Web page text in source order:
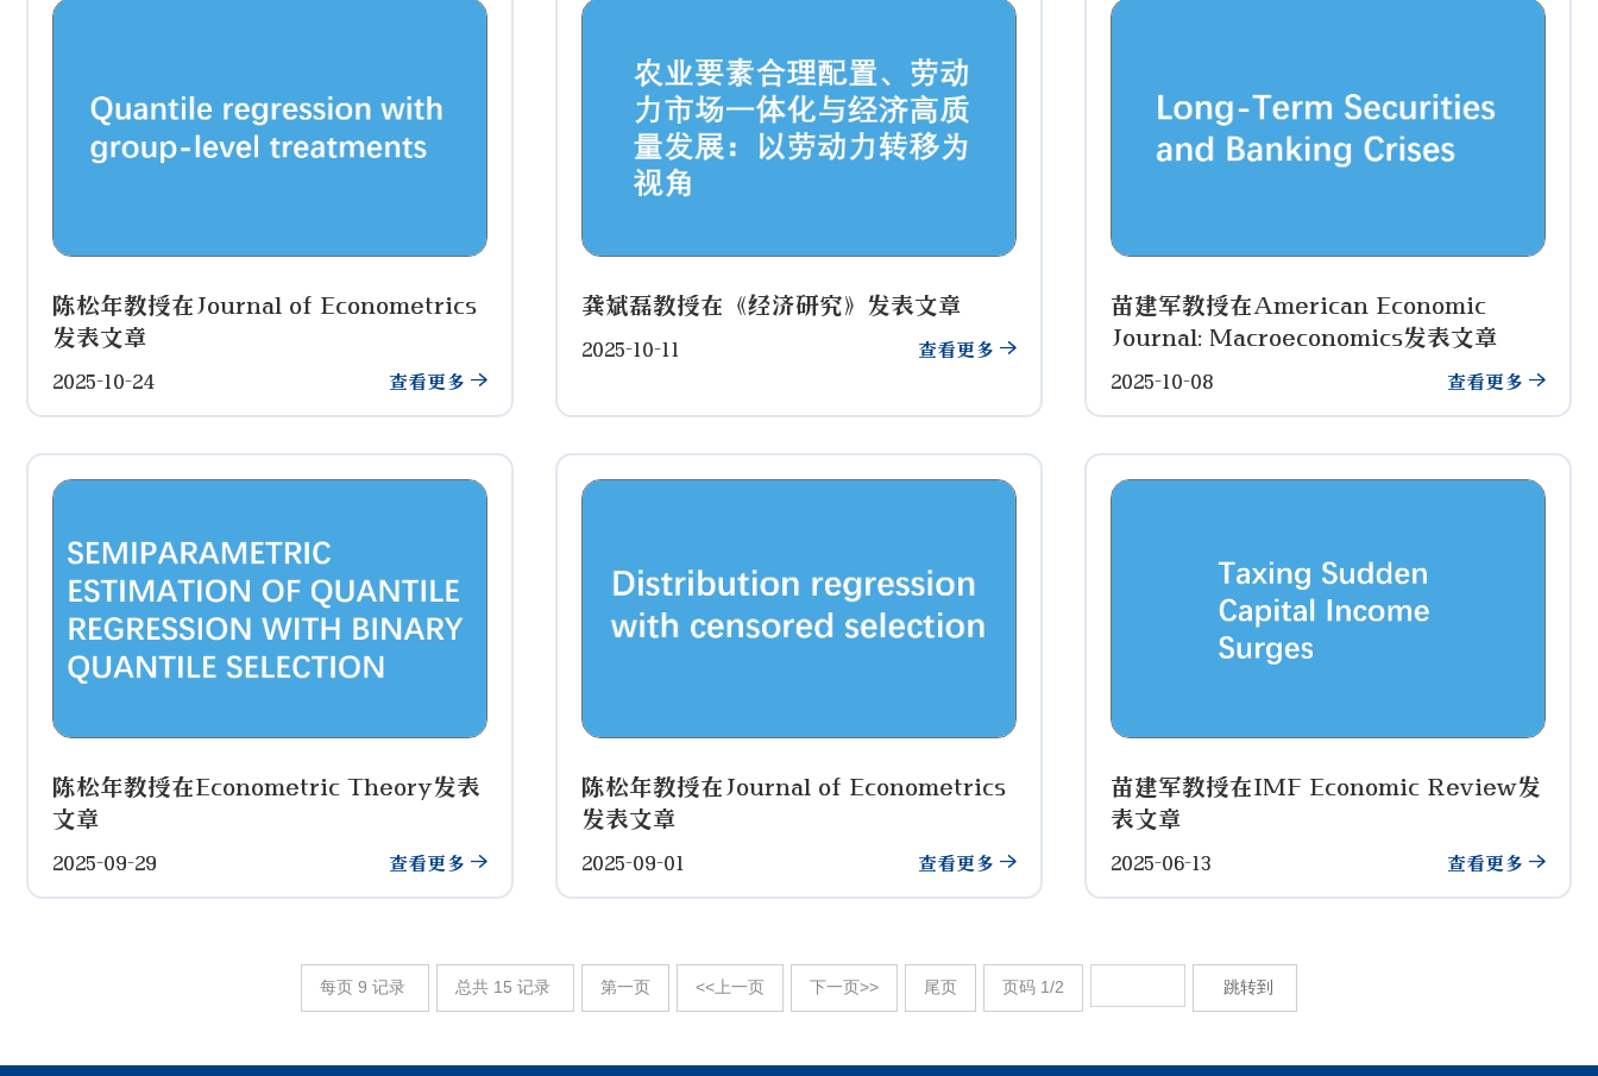
陈松年教授在Journal of Econometrics
发表文章
2025-10-24 查看更多
龚斌磊教授在《经济研究》发表文章
2025-10-11 查看更多
苗建军教授在American Economic
Journal: Macroeconomics发表文章
2025-10-08 查看更多
陈松年教授在Econometric Theory发表
文章
2025-09-29 查看更多
陈松年教授在Journal of Econometrics
发表文章
2025-09-01 查看更多
苗建军教授在IMF Economic Review发
表文章
2025-06-13 查看更多
每页 9 记录 总共 15 记录 第一页 <<上一页 下一页>> 尾页 页码 1/2 跳转到